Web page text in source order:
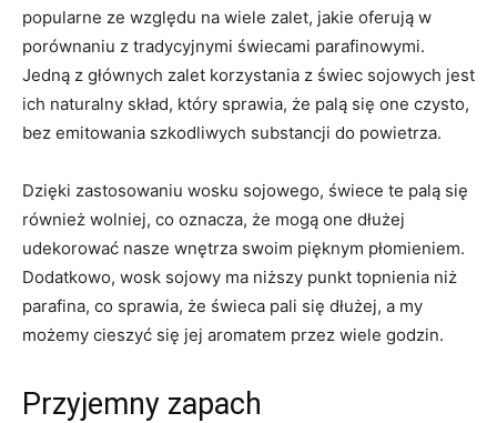
popularne ze względu ⁢na wiele zalet, jakie oferują w
‍porównaniu z tradycyjnymi świecami parafinowymi.
Jedną z głównych zalet korzystania​ z świec sojowych jest
‍ich naturalny skład,​ który sprawia, że palą się ⁢one czysto,
bez emitowania szkodliwych ‌substancji do powietrza.
Dzięki ⁤zastosowaniu wosku⁣ sojowego, świece ​te palą się
również wolniej, ⁣co oznacza, że mogą one⁣ dłużej‌
udekorować nasze wnętrza swoim pięknym płomieniem.
Dodatkowo, wosk​ sojowy ma ‌niższy punkt⁢ topnienia niż
parafina, co sprawia, że świeca pali⁣ się dłużej, ⁤a my ​
możemy cieszyć się ⁢jej aromatem przez‍ wiele ⁤godzin.
Przyjemny ⁤zapach